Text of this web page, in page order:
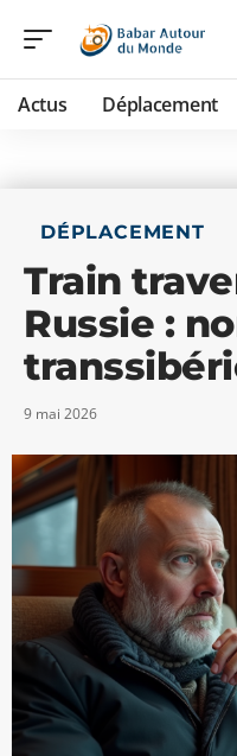
Actus Déplacement
DÉPLACEMENT
Train
Russie :
9 mai 2026